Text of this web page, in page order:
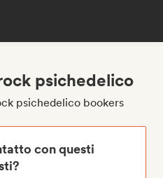
psichedelico
psichedelico bookers
con questi